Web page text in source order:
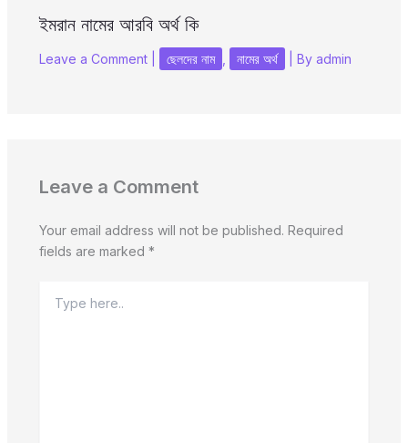
ইমরান নামের আরবি অর্থ কি
Leave a Comment ছেলদের নাম নামের অর্থ | By admin
Leave a Comment
Your email address will not be published. Required
fields are marked *
here..